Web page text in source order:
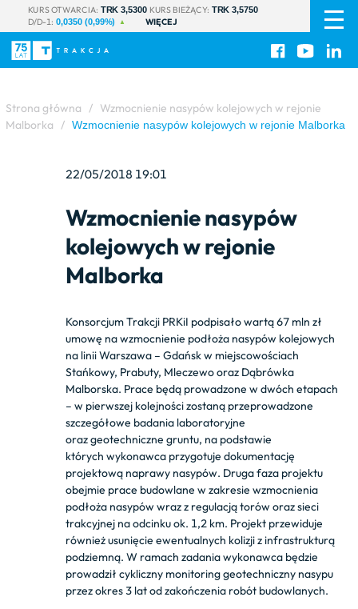
KURS OTWARCIA: TRK 3,5300 KURS BIEŻĄCY: TRK 3,5750
D/D-1: 0,0350 (0,99%) WIĘCEJ
PL
EN
Strona główna / Wzmocnienie nasypów kolejowych w rejonie
Malborka / Wzmocnienie nasypów kolejowych w rejonie Malborka
22/05/2018 19:01
Wzmocnienie nasypów
kolejowych w rejonie
Malborka
Konsorcjum Trakcji PRKiI podpisało wartą 67 mln zł
umowę na wzmocnienie podłoża nasypów kolejowych
na linii Warszawa – Gdańsk w miejscowościach
Stańkowy, Prabuty, Mleczewo oraz Dąbrówka
Malborska. Prace będą prowadzone w dwóch etapach
– w pierwszej kolejności zostaną przeprowadzone
szczegółowe badania laboratoryjne
oraz geotechniczne gruntu, na podstawie
których wykonawca przygotuje dokumentację
projektową naprawy nasypów. Druga faza projektu
obejmie prace budowlane w zakresie wzmocnienia
podłoża nasypów wraz z regulacją torów oraz sieci
trakcyjnej na odcinku ok. 1,2 km. Projekt przewiduje
również usunięcie ewentualnych kolizji z infrastrukturą
podziemną. W ramach zadania wykonawca będzie
prowadził cykliczny monitoring geotechniczny nasypu
przez okres 3 lat od zakończenia robót budowlanych.